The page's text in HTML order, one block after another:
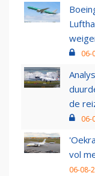
06-
de
06-
vol
06-08-